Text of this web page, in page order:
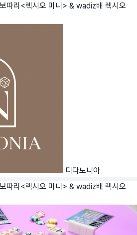
따리<렉시오 미니> & wadiz배 렉시오
디다노니아
따리<렉시오 미니> & wadiz배 렉시오